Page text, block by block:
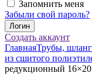
Запомнить меня
Забыли свой пароль?
Создать аккаунт
ГлавнаяТрубы,
из сшитого
редукционный